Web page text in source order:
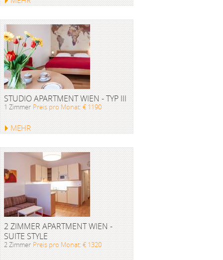
STUDIO APARTMENT WIEN - TYP III
1 Zimmer Preis pro Monat: € 1190
MEHR
2 ZIMMER APARTMENT WIEN -
SUITE STYLE
2 Zimmer Preis pro Monat: € 1320